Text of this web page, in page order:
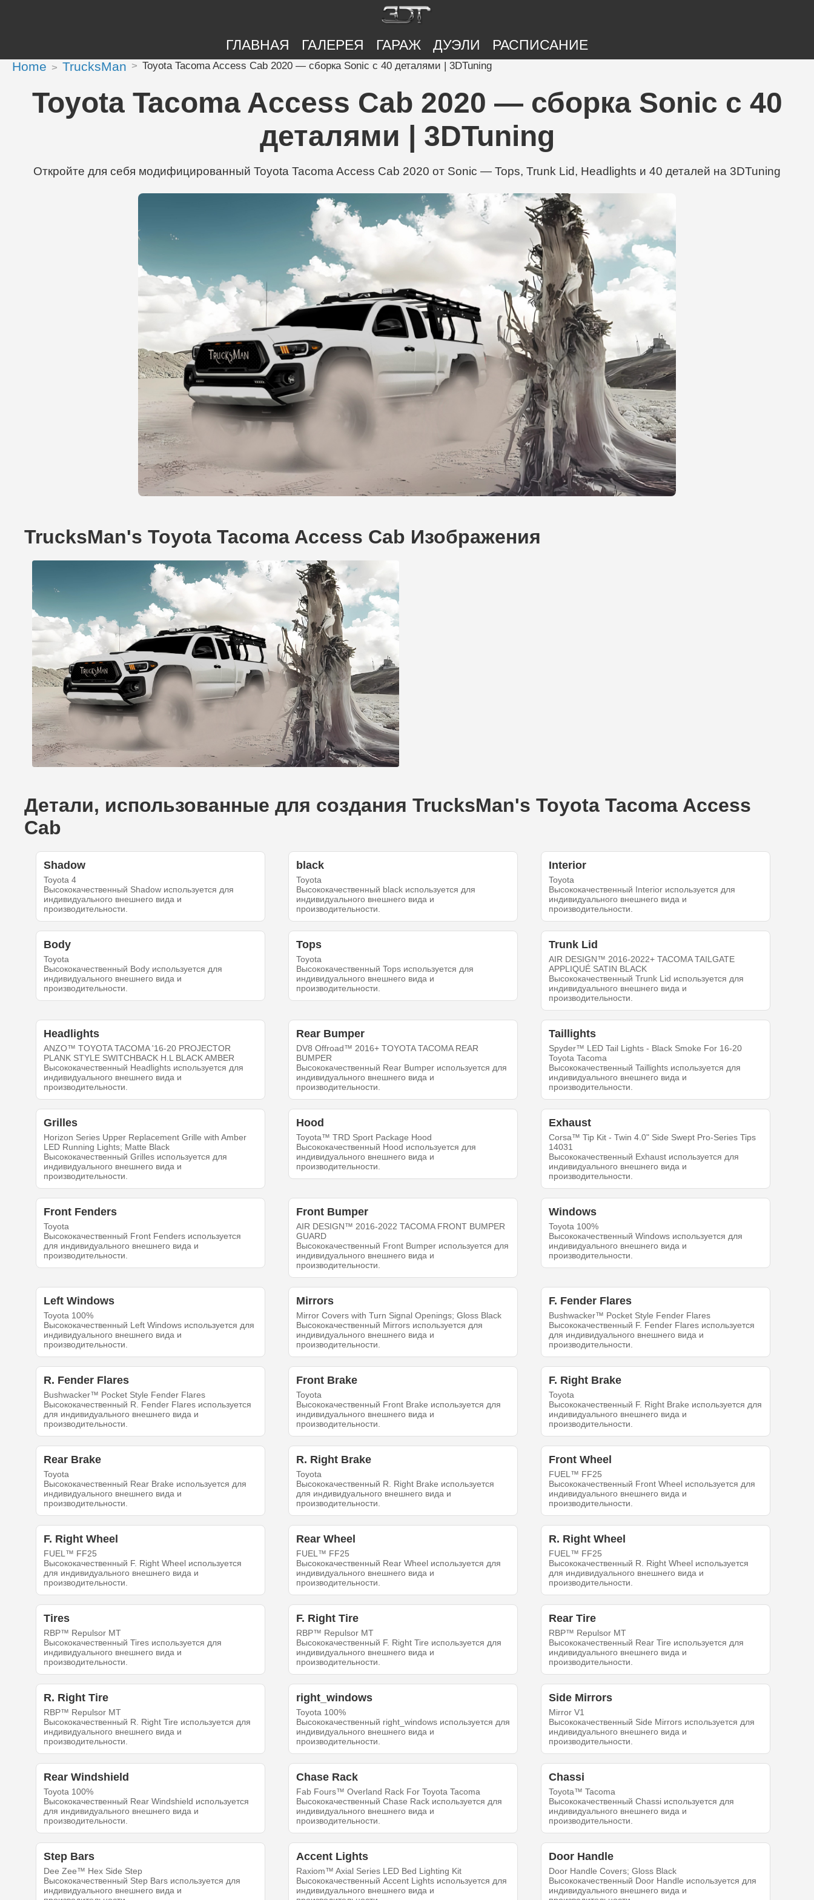
ГЛАВНАЯ ГАЛЕРЕЯ ГАРАЖ ДУЭЛИ РАСПИСАНИЕ
Home TrucksMan Toyota Tacoma Access Cab 2020 — сборка Sonic с 40 деталями | 3DTuning
Toyota Tacoma Access Cab 2020 — сборка Sonic с 40
деталями | 3DTuning
Откройте для себя модифицированный Toyota Tacoma Access Cab 2020 от Sonic — Tops, Trunk Lid, Headlights и 40 деталей на 3DTuning
TrucksMan's Toyota Tacoma Access Cab Изображения
Детали, использованные для создания TrucksMan's Toyota Tacoma Access
Cab
Shadow
Toyota 4
Высококачественный Shadow используется для
индивидуального внешнего вида и
производительности.
black
Toyota
Высококачественный black используется для
индивидуального внешнего вида и
производительности.
Interior
Toyota
Высококачественный Interior используется для
индивидуального внешнего вида и
производительности.
Body
Toyota
Высококачественный Body используется для
индивидуального внешнего вида и
производительности.
Tops
Toyota
Высококачественный Tops используется для
индивидуального внешнего вида и
производительности.
Trunk Lid
AIR DESIGN™ 2016-2022+ TACOMA TAILGATE
APPLIQUÉ SATIN BLACK
Высококачественный Trunk Lid используется для
индивидуального внешнего вида и
производительности.
Headlights
ANZO™ TOYOTA TACOMA '16-20 PROJECTOR
PLANK STYLE SWITCHBACK H.L BLACK AMBER
Высококачественный Headlights используется для
индивидуального внешнего вида и
производительности.
Rear Bumper
DV8 Offroad™ 2016+ TOYOTA TACOMA REAR
BUMPER
Высококачественный Rear Bumper используется для
индивидуального внешнего вида и
производительности.
Taillights
Spyder™ LED Tail Lights - Black Smoke For 16-20
Toyota Tacoma
Высококачественный Taillights используется для
индивидуального внешнего вида и
производительности.
Grilles
Horizon Series Upper Replacement Grille with Amber
LED Running Lights; Matte Black
Высококачественный Grilles используется для
индивидуального внешнего вида и
производительности.
Hood
Toyota™ TRD Sport Package Hood
Высококачественный Hood используется для
индивидуального внешнего вида и
производительности.
Exhaust
Corsa™ Tip Kit - Twin 4.0" Side Swept Pro-Series Tips
14031
Высококачественный Exhaust используется для
индивидуального внешнего вида и
производительности.
Front Fenders
Toyota
Высококачественный Front Fenders используется
для индивидуального внешнего вида и
производительности.
Front Bumper
AIR DESIGN™ 2016-2022 TACOMA FRONT BUMPER
GUARD
Высококачественный Front Bumper используется для
индивидуального внешнего вида и
производительности.
Windows
Toyota 100%
Высококачественный Windows используется для
индивидуального внешнего вида и
производительности.
Left Windows
Toyota 100%
Высококачественный Left Windows используется для
индивидуального внешнего вида и
производительности.
Mirrors
Mirror Covers with Turn Signal Openings; Gloss Black
Высококачественный Mirrors используется для
индивидуального внешнего вида и
производительности.
F. Fender Flares
Bushwacker™ Pocket Style Fender Flares
Высококачественный F. Fender Flares используется
для индивидуального внешнего вида и
производительности.
R. Fender Flares
Bushwacker™ Pocket Style Fender Flares
Высококачественный R. Fender Flares используется
для индивидуального внешнего вида и
производительности.
Front Brake
Toyota
Высококачественный Front Brake используется для
индивидуального внешнего вида и
производительности.
F. Right Brake
Toyota
Высококачественный F. Right Brake используется для
индивидуального внешнего вида и
производительности.
Rear Brake
Toyota
Высококачественный Rear Brake используется для
индивидуального внешнего вида и
производительности.
R. Right Brake
Toyota
Высококачественный R. Right Brake используется
для индивидуального внешнего вида и
производительности.
Front Wheel
FUEL™ FF25
Высококачественный Front Wheel используется для
индивидуального внешнего вида и
производительности.
F. Right Wheel
FUEL™ FF25
Высококачественный F. Right Wheel используется
для индивидуального внешнего вида и
производительности.
Rear Wheel
FUEL™ FF25
Высококачественный Rear Wheel используется для
индивидуального внешнего вида и
производительности.
R. Right Wheel
FUEL™ FF25
Высококачественный R. Right Wheel используется
для индивидуального внешнего вида и
производительности.
Tires
RBP™ Repulsor MT
Высококачественный Tires используется для
индивидуального внешнего вида и
производительности.
F. Right Tire
RBP™ Repulsor MT
Высококачественный F. Right Tire используется для
индивидуального внешнего вида и
производительности.
Rear Tire
RBP™ Repulsor MT
Высококачественный Rear Tire используется для
индивидуального внешнего вида и
производительности.
R. Right Tire
RBP™ Repulsor MT
Высококачественный R. Right Tire используется для
индивидуального внешнего вида и
производительности.
right_windows
Toyota 100%
Высококачественный right_windows используется для
индивидуального внешнего вида и
производительности.
Side Mirrors
Mirror V1
Высококачественный Side Mirrors используется для
индивидуального внешнего вида и
производительности.
Rear Windshield
Toyota 100%
Высококачественный Rear Windshield используется
для индивидуального внешнего вида и
производительности.
Chase Rack
Fab Fours™ Overland Rack For Toyota Tacoma
Высококачественный Chase Rack используется для
индивидуального внешнего вида и
производительности.
Chassi
Toyota™ Tacoma
Высококачественный Chassi используется для
индивидуального внешнего вида и
производительности.
Step Bars
Dee Zee™ Hex Side Step
Высококачественный Step Bars используется для
индивидуального внешнего вида и
Accent Lights
Raxiom™ Axial Series LED Bed Lighting Kit
Высококачественный Accent Lights используется для
индивидуального внешнего вида и
Door Handle
Door Handle Covers; Gloss Black
Высококачественный Door Handle используется для
индивидуального внешнего вида и